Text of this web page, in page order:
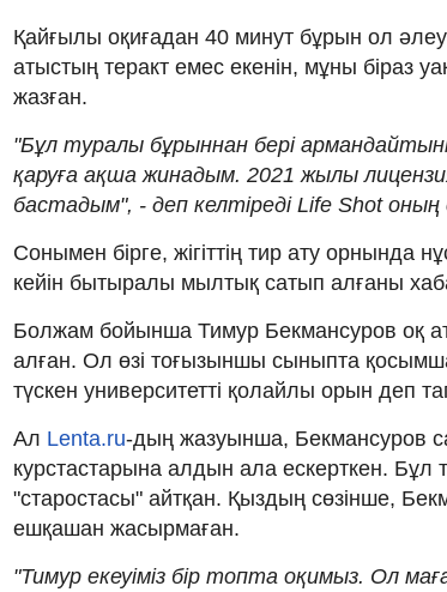
Қайғылы оқиғадан 40 минут бұрын ол
атыстың теракт емес екенін, мұны біраз
жазған.
"Бұл туралы бұрыннан бері
қаруға ақша жинадым. 2021 жылы
бастадым", - деп келтіреді Life Shot оның
Сонымен бірге, жігіттің тир ату орнында
кейін бытыралы мылтық сатып алғаны
Болжам бойынша Тимур Бекмансуров оқ
алған. Ол өзі тоғызыншы сыныпта қосымша
түскен университетті қолайлы орын деп
Ал Lenta.ru-дың жазуынша, Бекмансуров
курстастарына алдын ала ескерткен. Бұл
"старостасы" айтқан. Қыздың сөзінше,
ешқашан жасырмаған.
"Тимур екеуіміз бір топта оқимыз. Ол